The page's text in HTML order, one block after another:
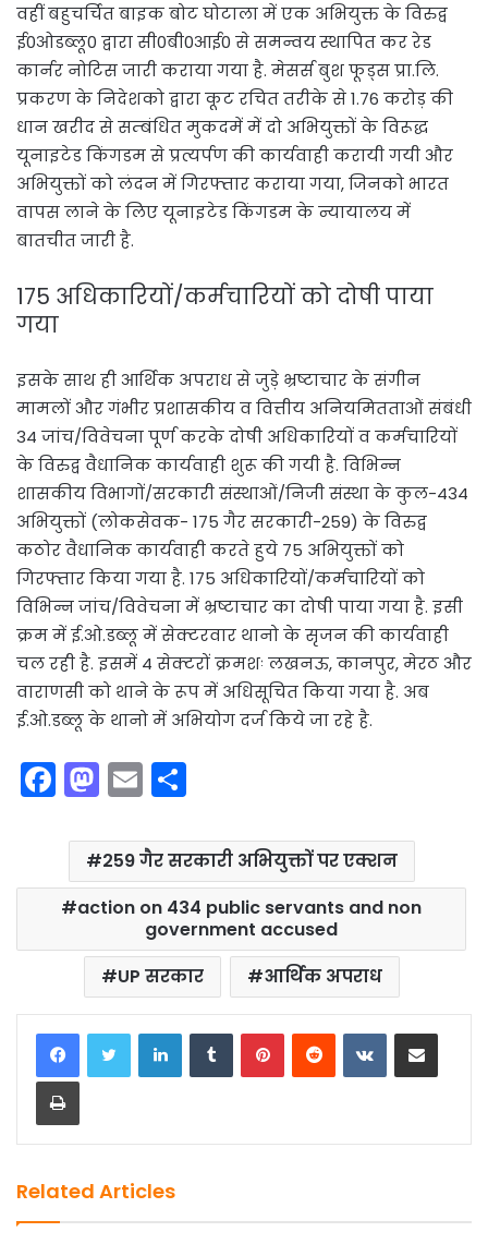
वहीं बहुचर्चित बाइक बोट घोटाला में एक अभियुक्त के विरुद्व
ई0ओडब्लू0 द्वारा सी0बी0आई0 से समन्वय स्थापित कर रेड
कार्नर नोटिस जारी कराया गया है. मेसर्स बुश फूड्स प्रा.लि.
प्रकरण के निदेशको द्वारा कूट रचित तरीके से 1.76 करोड़ की
धान खरीद से सम्बंधित मुकदमें में दो अभियुक्तों के विरूद्ध
यूनाइटेड किंगडम से प्रत्यर्पण की कार्यवाही करायी गयी और
अभियुक्तों को लंदन में गिरफ्तार कराया गया, जिनको भारत
वापस लाने के लिए यूनाइटेड किंगडम के न्यायालय में
बातचीत जारी है.
175 अधिकारियों/कर्मचारियों को दोषी पाया
गया
इसके साथ ही आर्थिक अपराध से जुड़े भ्रष्टाचार के संगीन
मामलों और गंभीर प्रशासकीय व वित्तीय अनियमितताओं संबंधी
34 जांच/विवेचना पूर्ण करके दोषी अधिकारियों व कर्मचारियों
के विरुद्व वैधानिक कार्यवाही शुरू की गयी है. विभिन्न
शासकीय विभागों/सरकारी संस्थाओं/निजी संस्था के कुल-434
अभियुक्तों (लोकसेवक- 175 गैर सरकारी-259) के विरुद्व
कठोर वैधानिक कार्यवाही करते हुये 75 अभियुक्तों को
गिरफ्तार किया गया है. 175 अधिकारियों/कर्मचारियों को
विभिन्न जांच/विवेचना में भ्रष्टाचार का दोषी पाया गया है. इसी
क्रम में ई.ओ.डब्लू में सेक्टरवार थानो के सृजन की कार्यवाही
चल रही है. इसमें 4 सेक्टरों क्रमशः लखनऊ, कानपुर, मेरठ और
वाराणसी को थाने के रूप में अधिसूचित किया गया है. अब
ई.ओ.डब्लू के थानो में अभियोग दर्ज किये जा रहे है.
F
a
c
e
b
o
k
M
a
st
o
d
o
n
E
m
ai
l
ar
e
259 गैर सरकारी अभियुक्तों पर एक्शन
action on 434 public servants and non
government accused
UP सरकार
आर्थिक अपराध
LinkedInTumblrPinterestReddit VKontakteShare via Email
Print
Related Articles